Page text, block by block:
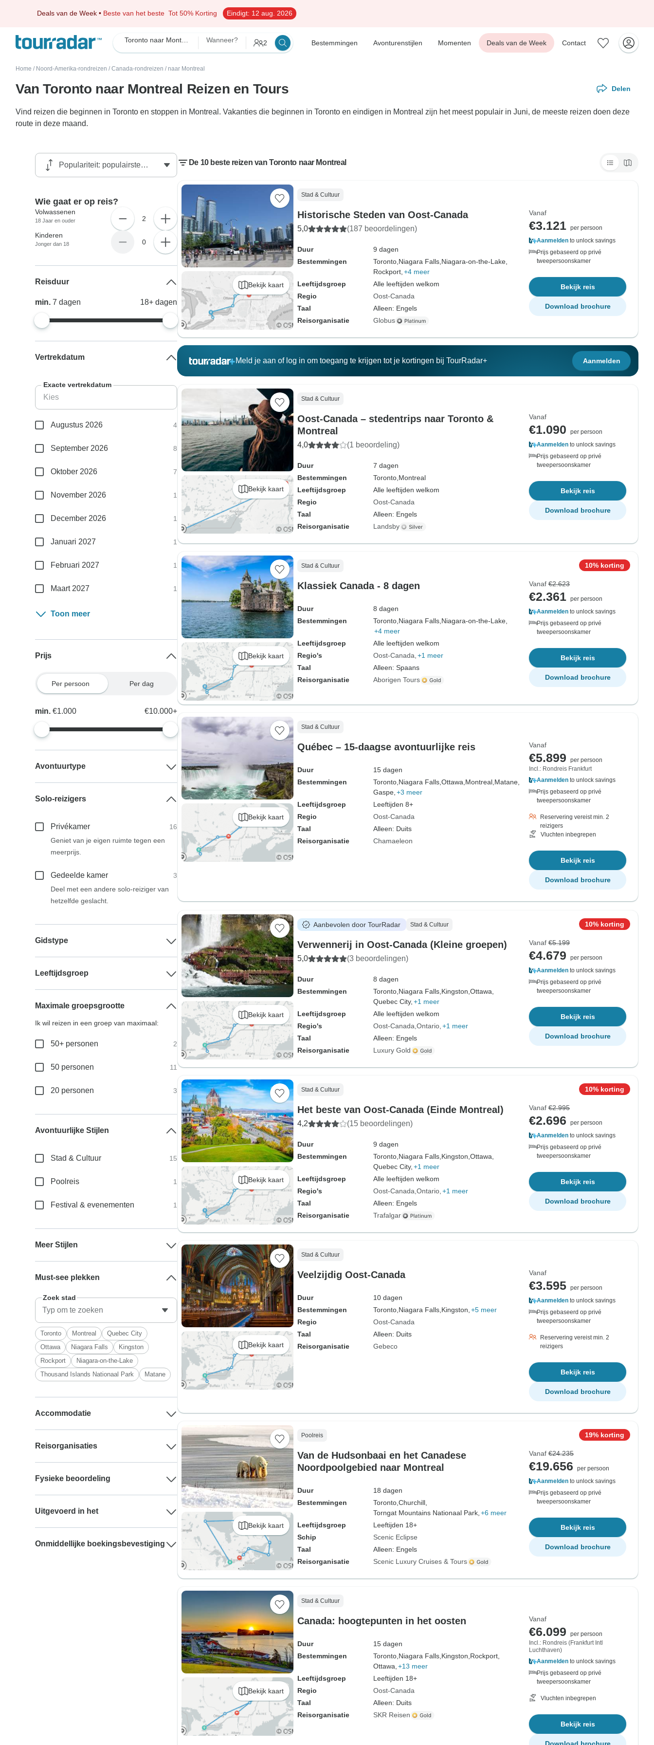
Deals van de Week • Beste van het beste Tot 50% Korting Eindigt: 12 aug. 2026
Toronto naar Montreal Wanneer? 2 Bestemmingen Avonturenstijlen Momenten Deals van de Week Contact
Home / Noord-Amerika-rondreizen / Canada-rondreizen / naar Montreal
Van Toronto naar Montreal Reizen en Tours Delen
Vind reizen die beginnen in Toronto en stoppen in Montreal. Vakanties die beginnen in Toronto en eindigen in Montreal zijn het meest populair in Juni, de meeste reizen doen deze
route in deze maand.
De 10 beste reizen van Toronto naar Montreal
Bekijk kaart
Stad & Cultuur
Historische Steden van Oost-Canada
5,0 (187 beoordelingen)
Duur
9 dagen
Bestemmingen
Toronto, Niagara Falls, Niagara-on-the-Lake,
Rockport, +4 meer
Leeftijdsgroep
Alle leeftijden welkom
Regio
Oost-Canada
Taal
Alleen: Engels
Reisorganisatie
Globus
Vanaf
€3.121 per persoon
Aanmelden to unlock savings
Prijs gebaseerd op privé
tweepersoonskamer
Bekijk reis
Download brochure
Meld je aan of log in om toegang te krijgen tot je kortingen bij TourRadar+ Aanmelden
Bekijk kaart
Stad & Cultuur
Oost-Canada – stedentrips naar Toronto &
Montreal
4,0 (1 beoordeling)
Duur
7 dagen
Bestemmingen
Toronto, Montreal
Leeftijdsgroep
Alle leeftijden welkom
Regio
Oost-Canada
Taal
Alleen: Engels
Reisorganisatie
Landsby
Vanaf
€1.090
per persoon
Aanmelden to unlock savings
Prijs gebaseerd op privé
tweepersoonskamer
Bekijk reis
Download brochure
Bekijk kaart
Stad & Cultuur
Klassiek Canada - 8 dagen
Duur
8 dagen
Bestemmingen
Toronto, Niagara Falls, Niagara-on-the-Lake,
+4 meer
Leeftijdsgroep
Alle leeftijden welkom
Regio's
Oost-Canada +1 meer
Taal
Alleen: Spaans
Reisorganisatie
Aborigen Tours
10% korting
Vanaf €2.623
€2.361 per persoon
Aanmelden to unlock savings
Prijs gebaseerd op privé
tweepersoonskamer
Bekijk reis
Download brochure
Bekijk kaart
Stad & Cultuur
Québec – 15-daagse avontuurlijke reis
Duur
15 dagen
Bestemmingen
Toronto, Niagara Falls, Ottawa, Montreal, Matane,
Gaspe, +3 meer
Leeftijdsgroep
Leeftijden 8+
Regio
Oost-Canada
Taal
Alleen: Duits
Reisorganisatie
Chamaeleon
Vanaf
€5.899
per persoon
Incl.: Rondreis Frankfurt
Aanmelden to unlock savings
Prijs gebaseerd op privé
tweepersoonskamer
Reservering vereist min. 2
reizigers
Vluchten inbegrepen
Bekijk reis
Download brochure
Bekijk kaart
Aanbevolen door TourRadar Stad & Cultuur
Verwennerij in Oost-Canada (Kleine groepen)
5,0 (3 beoordelingen)
Duur
8 dagen
Bestemmingen
Toronto, Niagara Falls, Kingston, Ottawa,
Quebec City, +1 meer
Leeftijdsgroep
Alle leeftijden welkom
Regio's
Oost-Canada Ontario +1 meer
Taal
Alleen: Engels
Reisorganisatie
Luxury Gold
10% korting
Vanaf €5.199
€4.679
per persoon
Aanmelden to unlock savings
Prijs gebaseerd op privé
tweepersoonskamer
Bekijk reis
Download brochure
Bekijk kaart
Stad & Cultuur
Het beste van Oost-Canada (Einde Montreal)
4,2 (15 beoordelingen)
Duur
9 dagen
Bestemmingen
Toronto, Niagara Falls, Kingston, Ottawa,
Quebec City, +1 meer
Leeftijdsgroep
Alle leeftijden welkom
Regio's
Oost-Canada Ontario +1 meer
Taal
Alleen: Engels
Reisorganisatie
Trafalgar
10% korting
Vanaf €2.995
€2.696
per persoon
Aanmelden to unlock savings
Prijs gebaseerd op privé
tweepersoonskamer
Bekijk reis
Download brochure
Bekijk kaart
Stad & Cultuur
Veelzijdig Oost-Canada
Duur
10 dagen
Bestemmingen
Toronto, Niagara Falls, Kingston, +5 meer
Regio
Oost-Canada
Taal
Alleen: Duits
Reisorganisatie
Gebeco
Vanaf
€3.595 per persoon
Aanmelden to unlock savings
Prijs gebaseerd op privé
tweepersoonskamer
Reservering vereist min. 2
reizigers
Bekijk reis
Download brochure
Bekijk kaart
Poolreis
Van de Hudsonbaai en het Canadese
Noordpoolgebied naar Montreal
Duur
18 dagen
Bestemmingen
Toronto, Churchill,
Torngat Mountains Nationaal Park, +6 meer
Leeftijdsgroep
Leeftijden 18+
Schip
Scenic Eclipse
Taal
Alleen: Engels
Reisorganisatie
Scenic Luxury Cruises & Tours
19% korting
Vanaf €24.235
€19.656
per persoon
Aanmelden to unlock savings
Prijs gebaseerd op privé
tweepersoonskamer
Bekijk reis
Download brochure
Bekijk kaart
Stad & Cultuur
Canada: hoogtepunten in het oosten
Duur
15 dagen
Bestemmingen
Toronto, Niagara Falls, Kingston, Rockport,
Ottawa, +13 meer
Leeftijdsgroep
Leeftijden 18+
Regio
Oost-Canada
Taal
Alleen: Duits
Reisorganisatie
SKR Reisen
Vanaf
€6.099
per persoon
Incl.: Rondreis (Frankfurt Intl
Luchthaven)
Aanmelden to unlock savings
Prijs gebaseerd op privé
tweepersoonskamer
Vluchten inbegrepen
Bekijk reis
Wie gaat er op reis?
Volwassenen
18 Jaar en ouder 2
Kinderen
Jonger dan 18 0
Reisduur
min.7dagen 18+ dagen
Vertrekdatum
Exacte vertrekdatum
Augustus 2026 4
September 2026 8
Oktober 2026 7
November 2026 1
December 2026 1
Januari 2027 1
Februari 2027 1
Maart 2027 1
Toon meer
Prijs
Per persoon Per dag
min.€1.000 €10.000+
Avontuurtype
Solo-reizigers
Privékamer
16
Geniet van je eigen ruimte tegen een
meerprijs.
Gedeelde kamer
3
Deel met een andere solo-reiziger van
hetzelfde geslacht.
Gidstype
Leeftijdsgroep
Maximale groepsgrootte
Ik wil reizen in een groep van maximaal:
50+ personen 2
50 personen 11
20 personen 3
Avontuurlijke Stijlen
Stad & Cultuur 15
Poolreis 1
Festival & evenementen 1
Meer Stijlen
Must-see plekken
Zoek stad
Toronto Montreal
Quebec City
Ottawa
Niagara Falls
Kingston
Rockport
Niagara-on-the-Lake
Thousand Islands Nationaal Park
Matane
Accommodatie
Reisorganisaties
Fysieke beoordeling
Uitgevoerd in het
Onmiddellijke boekingsbevestiging